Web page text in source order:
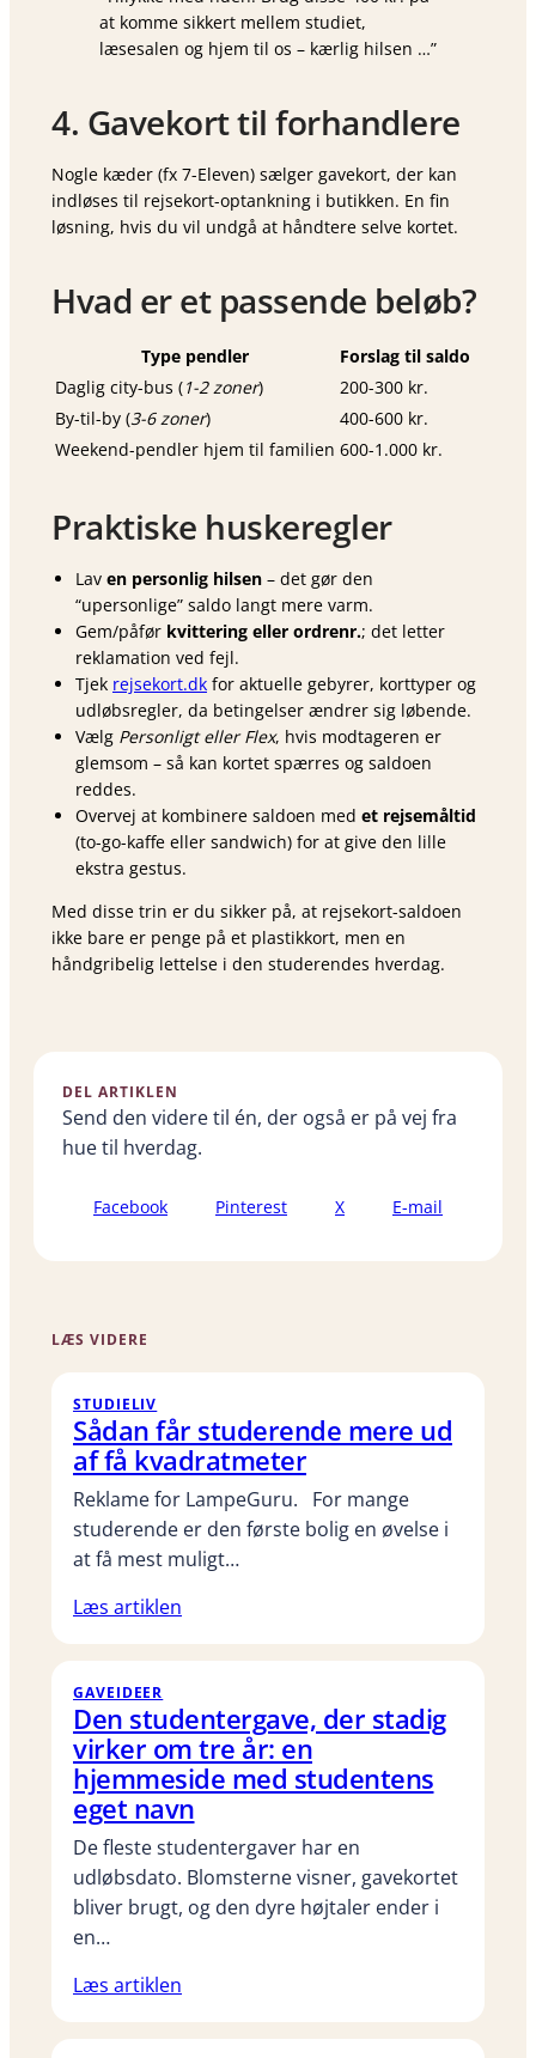
at komme sikkert mellem studiet,
læsesalen og hjem til os – kærlig hilsen …”
4. Gavekort til forhandlere
Nogle kæder (fx 7-Eleven) sælger gavekort, der kan
indløses til rejsekort-optankning i butikken. En fin
løsning, hvis du vil undgå at håndtere selve kortet.
Hvad er et passende beløb?
Type pendler
Forslag til saldo
Daglig city-bus (1-2 zoner)
200-300 kr.
By-til-by (3-6 zoner)
400-600 kr.
Weekend-pendler hjem til familien 600-1.000 kr.
Praktiske huskeregler
Lav en personlig hilsen – det gør den
“upersonlige” saldo langt mere varm.
Gem/påfør kvittering eller ordrenr.; det letter
reklamation ved fejl.
Tjek rejsekort.dk for aktuelle gebyrer, korttyper og
udløbsregler, da betingelser ændrer sig løbende.
Vælg Personligt eller Flex, hvis modtageren er
glemsom – så kan kortet spærres og saldoen
reddes.
Overvej at kombinere saldoen med et rejsemåltid
(to-go-kaffe eller sandwich) for at give den lille
ekstra gestus.
Med disse trin er du sikker på, at rejsekort-saldoen
ikke bare er penge på et plastikkort, men en
håndgribelig lettelse i den studerendes hverdag.
DEL ARTIKLEN
Send den videre til én, der også er på vej fra
hue til hverdag.
Facebook Pinterest X E-mail
LÆS VIDERE
STUDIELIV
Sådan får studerende mere ud
af få kvadratmeter
Reklame for LampeGuru. For mange
studerende er den første bolig en øvelse i
at få mest muligt…
Læs artiklen
GAVEIDEER
Den studentergave, der stadig
virker om tre år: en
hjemmeside med studentens
eget navn
De fleste studentergaver har en
udløbsdato. Blomsterne visner, gavekortet
bliver brugt, og den dyre højtaler ender i
en…
Læs artiklen